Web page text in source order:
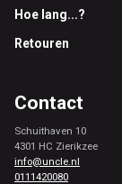
Hoe lang...?
Retouren
Contact
Schuithaven 10
4301 HC Zierikzee
info@uncle.nl
0111420080